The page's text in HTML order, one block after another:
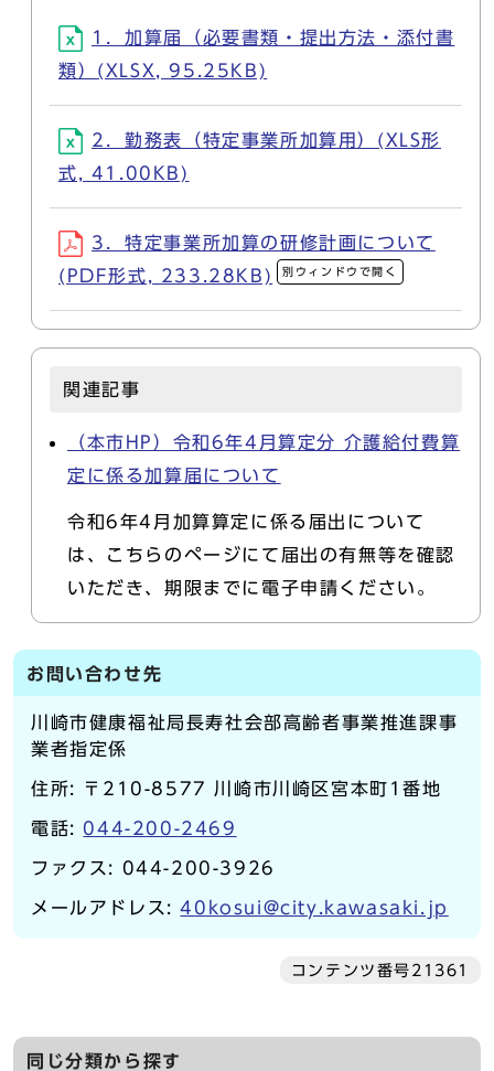
1．加算届（必要書類・提出方法・添付書
類）(XLSX, 95.25KB)
2．勤務表（特定事業所加算用）(XLS形
式, 41.00KB)
3．特定事業所加算の研修計画について
(PDF形式, 233.28KB)
別ウィンドウで開く
関連記事
（本市HP）令和6年4月算定分 介護給付費算
定に係る加算届について
令和6年4月加算算定に係る届出について
は、こちらのページにて届出の有無等を確認
いただき、期限までに電子申請ください。
お問い合わせ先
川崎市健康福祉局長寿社会部高齢者事業推進課事
業者指定係
住所: 〒210-8577 川崎市川崎区宮本町1番地
電話: 044-200-2469
ファクス: 044-200-3926
メールアドレス:40kosui@city.kawasaki.jp
コンテンツ番号21361
同じ分類から探す